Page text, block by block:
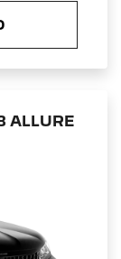
ALLURE